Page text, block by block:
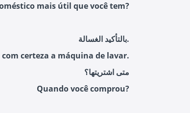
mais útil que você tem?
بالتأكيد الغسالة.
com certeza a máquina de lavar.
متى اشتريتها؟
Quando você comprou?